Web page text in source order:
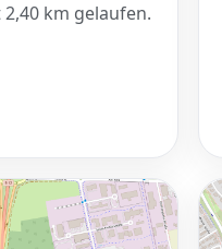
km gelaufen.